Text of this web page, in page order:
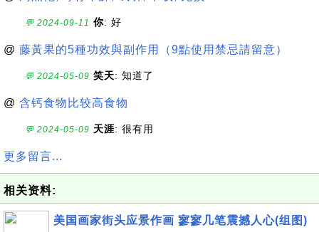
💬 2024-09-11 你: 好
@ 藤黃果的5種功效與副作用（9點使用禁忌請留意）
💬 2024-05-09 笑天: 知道了
@ 含钙食物比较高食物
💬 2024-05-09 天涯: 很有用
更多留言...
相关资料:
美国画家街头应景作画 寥寥几笔震撼人心(组图)